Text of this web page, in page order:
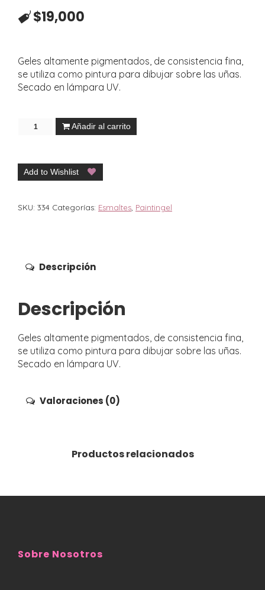
$19,000
Geles altamente pigmentados, de consistencia fina,
se utiliza como pintura para dibujar sobre las uñas.
Secado en lámpara UV.
Añadir al carrito
Add to Wishlist
SKU: 334 Categorías: Esmaltes, Paintingel
Descripción
Descripción
Geles altamente pigmentados, de consistencia fina,
se utiliza como pintura para dibujar sobre las uñas.
Secado en lámpara UV.
Valoraciones (0)
Productos relacionados
Sobre Nosotros